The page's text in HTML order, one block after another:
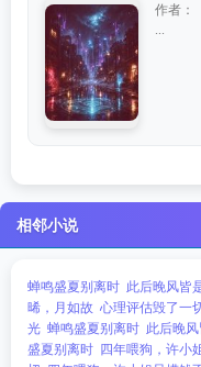
作者：
相邻小说
蝉鸣盛夏别离时 此后晚风皆
晞，月如故 心理评估毁了一
光 蝉鸣盛夏别离时 此后晚
盛夏别离时 四年喂狗，许小